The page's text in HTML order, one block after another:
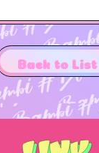
Back to List